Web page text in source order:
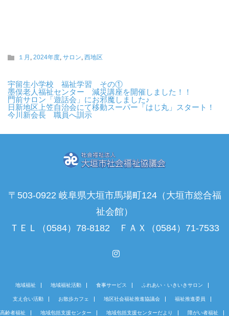
１月 2024年度 サロン 西地区
宇留生小学校 福祉学習 その①
墨俣老人福祉センター 減災講座を開催しました！！
門前サロン「遊話会」にお邪魔しました♪
日新地区上笠自治会にて移動スーパー「はじ丸」スタート！
今川新会長 職員へ訓示
〒503-0922 岐阜県大垣市馬場町124（大垣市総合福
祉会館）
ＴＥＬ（0584）78-8182 ＦＡＸ（0584）71-7533
地域福祉 地域福祉活動 食事サービス ふれあい・いきいきサロン
支え合い活動 お散歩カフェ 地区社会福祉推進協議会 福祉推進委員
高齢者福祉 地域包括支援センター 地域包括支援センターだより 障がい者福祉